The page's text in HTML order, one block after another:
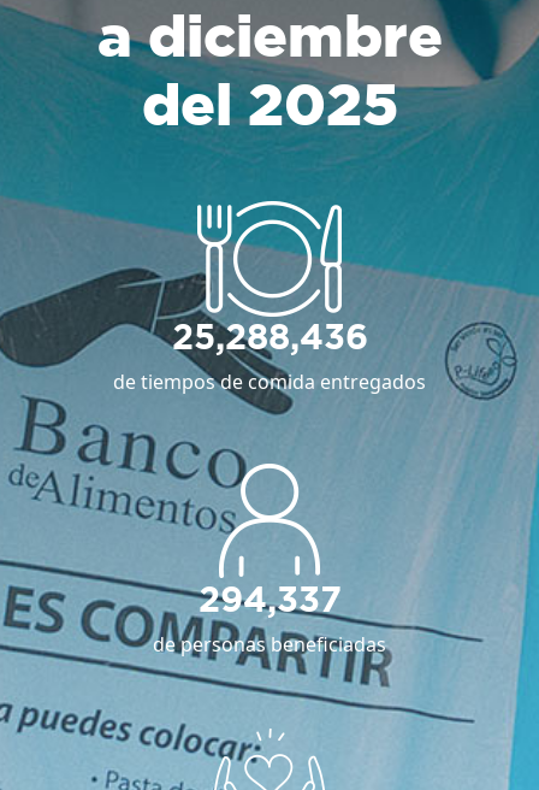
a diciembre
del 2025
25,288,436
de tiempos de comida entregados
294,337
de personas beneficiadas